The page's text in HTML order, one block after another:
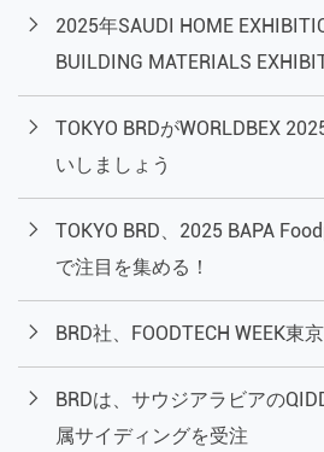
2025年SAUDI HOME
BUILDING MATERIALS
TOKYO BRDがWORLDBEX
いしましょう
TOKYO BRD、2025 BAPA
で注目を集める！
BRD社、FOODTECH WEEK東
BRDは、サウジアラビアの
属サイディングを受注